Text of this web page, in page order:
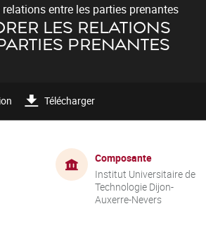
entre les parties prenantes
LES RELATIONS
PRENANTES
Télécharger
Composante
Institut Universitaire de
Technologie Dijon-
Auxerre-Nevers